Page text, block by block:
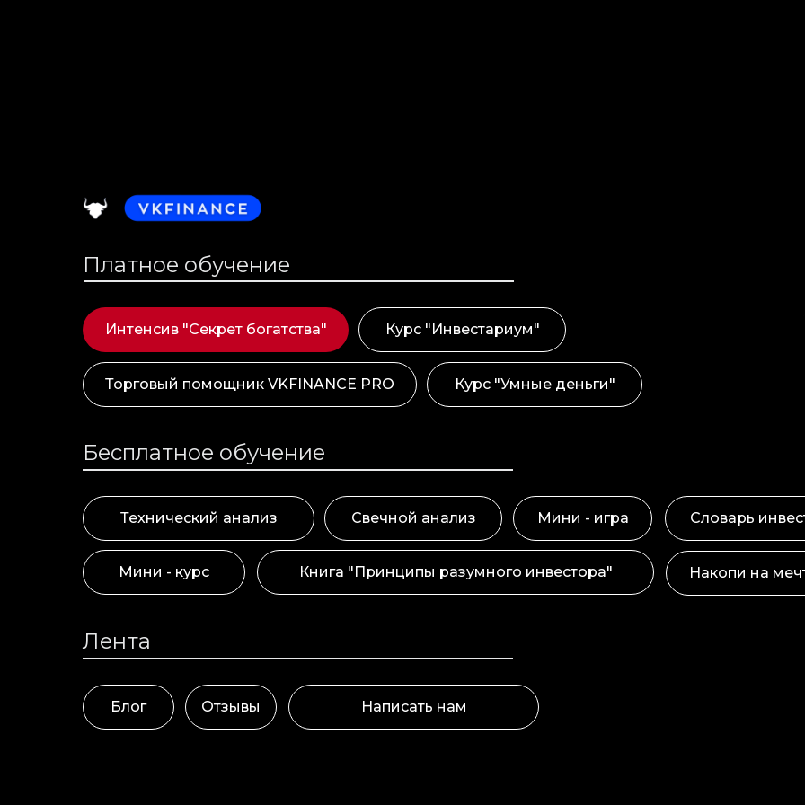
Интенсив "Секрет богатства" Курс "Инвестариум"
Торговый помощник VKFINANCE PRO
Технический анализ Свечной анализ
Книга "Принципы разумного инвестора"
Платное обучение
Бесплатное обучение
Лента
Мини - игра
Мини - курс
Словарь
Блог Отзывы
Накопи на
Курс "Умные деньги"
Написать нам